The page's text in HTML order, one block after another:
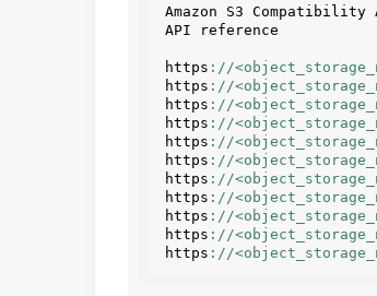
Amazon S3 Compatibility
API reference
https ://
https ://
https ://
https ://
https ://
https ://
https ://
https ://
https ://
https ://
https ://